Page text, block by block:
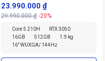
512GB/ Win 11 Home)
23.990.000 ₫
29.990.000 ₫ -20%
Core 5 210H
RTX 3050
16GB
512GB
1.9 kg
16" WUXGA/ 144Hz